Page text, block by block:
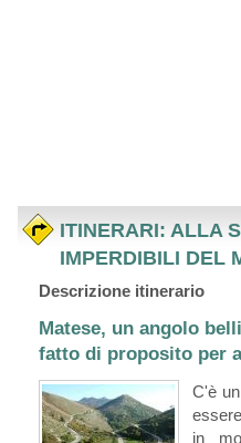
ITINERARI: ALLA
IMPERDIBILI DEL
Descrizione itinerario
Matese, un angolo
fatto di proposito per
C'è
in